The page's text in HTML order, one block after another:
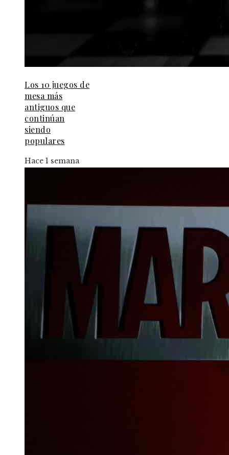
Los 10 juegos de
mesa más
antiguos que
continúan
siendo
populares
Hace 1 semana